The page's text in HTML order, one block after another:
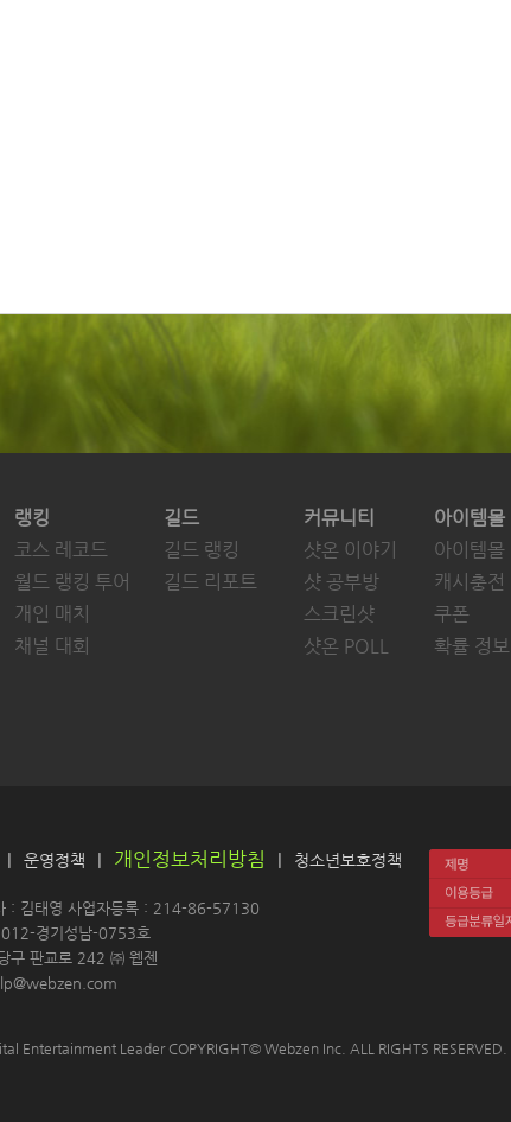
랭킹
코스 레코드
월드 랭킹 투어
개인 매치
채널 대회
길드
길드 랭킹
길드 리포트
커뮤니티
샷온 이야기
샷 공부방
스크린샷
샷온 POLL
아이템몰
아이템몰
캐시충전
쿠폰
확률 정보
| 운영정책 | 개인정보처리방침 | 청소년보호정책
: 김태영 사업자등록 : 214-86-57130
경기성남-0753호
구 판교로 242 ㈜ 웹젠
Entertainment Leader COPYRIGHT© Webzen Inc. ALL RIGHTS RESERVED.